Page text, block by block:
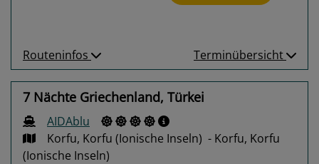
Routeninfos Terminübersicht
7 Nächte Griechenland, Türkei
AIDAblu
Korfu, Korfu (Ionische Inseln) - Korfu, Korfu
(Ionische Inseln)